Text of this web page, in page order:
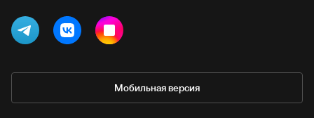
Мобильная версия